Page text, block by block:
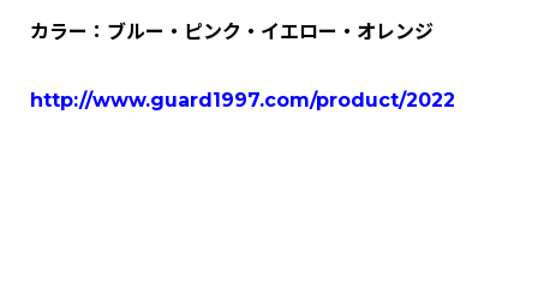
カラー：ブルー・ピンク・イエロー・オレンジ
http://www.guard1997.com/product/2022